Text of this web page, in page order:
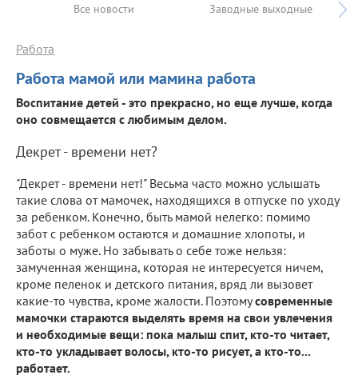
Все новости Заводные выходные
Работа мамой или мамина работа
Работа
Воспитание детей - это прекрасно, но еще лучше, когда
оно совмещается с любимым делом.
Декрет - времени нет?
"Декрет - времени нет!" Весьма часто можно услышать
такие слова от мамочек, находящихся в отпуске по уходу
за ребенком. Конечно, быть мамой нелегко: помимо
забот с ребенком остаются и домашние хлопоты, и
заботы о муже. Но забывать о себе тоже нельзя:
замученная женщина, которая не интересуется ничем,
кроме пеленок и детского питания, вряд ли вызовет
какие-то чувства, кроме жалости. Поэтомусовременные
мамочки стараются выделять время на свои увлечения
и необходимые вещи: пока малыш спит, кто-то читает,
кто-то укладывает волосы, кто-то рисует, а кто-то...
работает.